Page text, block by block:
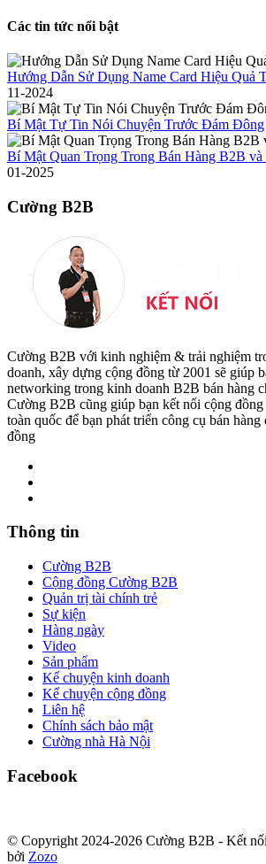
Các tin tức nổi bật
Hướng Dẫn Sử Dụng Name Card Hiệu Quả
11-2024
Bí Mật Tự Tin Nói Chuyện Trước Đám Đông
Bí Mật Quan Trọng Trong Bán Hàng B2B
01-2025
Cường B2B
Cường B2B với kinh nghiệm & trải nghiệm
doanh, xây dựng cộng đồng từ 2001 sẽ giúp
networking trong kinh doanh B2B bán hàng
Cường B2B cũng giúp bạn kết nối cộng đồng
toàn quốc để bạn phát triển công cụ bán
đồng
Thông tin
Cường B2B
Cộng đồng Cường B2B
Quản trị tài chính trẻ
Sự kiện
Hàng ngày
Video
Sản phẩm
Kể chuyện kinh doanh
Kể chuyện cộng đồng
Liên hệ
Chính sách bảo mật
Cường nhà Hà Nội
Facebook
© Copyright 2024-2026 Cường B2B - Kết
bởi Zozo